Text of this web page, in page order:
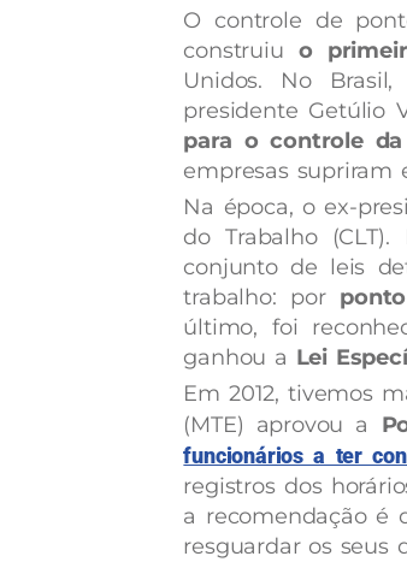
O controle de
construiu o
Unidos. No
presidente Getúlio
para o controle
empresas supriram
Na época, o ex-
do Trabalho
conjunto de leis
trabalho: por
último, foi
ganhou a Lei
Em 2012, tivemos
(MTE) aprovou a
funcionários a ter
registros dos
a recomendação é
resguardar os seus